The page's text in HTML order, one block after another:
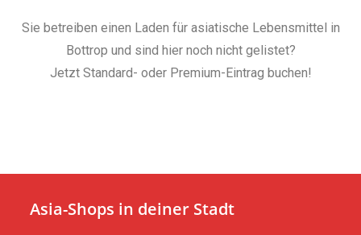
Sie betreiben einen Laden für asiatische Lebensmittel in
Bottrop und sind hier noch nicht gelistet?
Jetzt Standard- oder Premium-Eintrag buchen!
Asia-Shops in deiner Stadt